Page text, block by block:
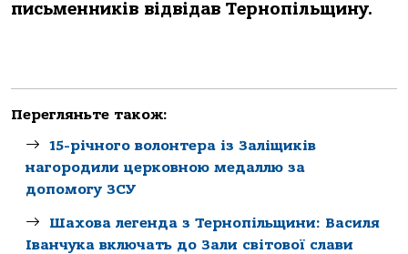
письменників відвідав Тернопільщину.
Перегляньте також:
15-річного волонтера із Заліщиків
нагородили церковною медаллю за
допомогу ЗСУ
Шахова легенда з Тернопільщини: Василя
Іванчука включать до Зали світової слави